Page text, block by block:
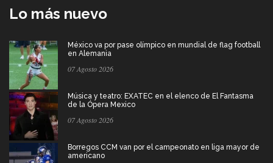
Lo más nuevo
México va por pase olímpico en mundial de flag football
en Alemania
07 Agosto 2026
Música y teatro: EXATEC en el elenco de El Fantasma
de la Ópera Mexico
07 Agosto 2026
Borregos CCM van por el campeonato en liga mayor de
americano